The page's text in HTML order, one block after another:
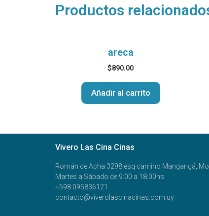
Productos
areca
$890.00
Añadir al carrito
Vivero Las Cina Cinas
Román de Acha 3298 esq camino Mangangá,
Martes a Sábado de 9:00 a 18:00hs
+598 095836121
contacto@viverolascinacinas.com.uy